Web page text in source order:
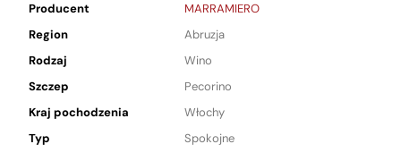
Producent
MARRAMIERO
Region
Abruzja
Rodzaj
Wino
Szczep
Pecorino
Kraj pochodzenia
Włochy
Typ
Spokojne